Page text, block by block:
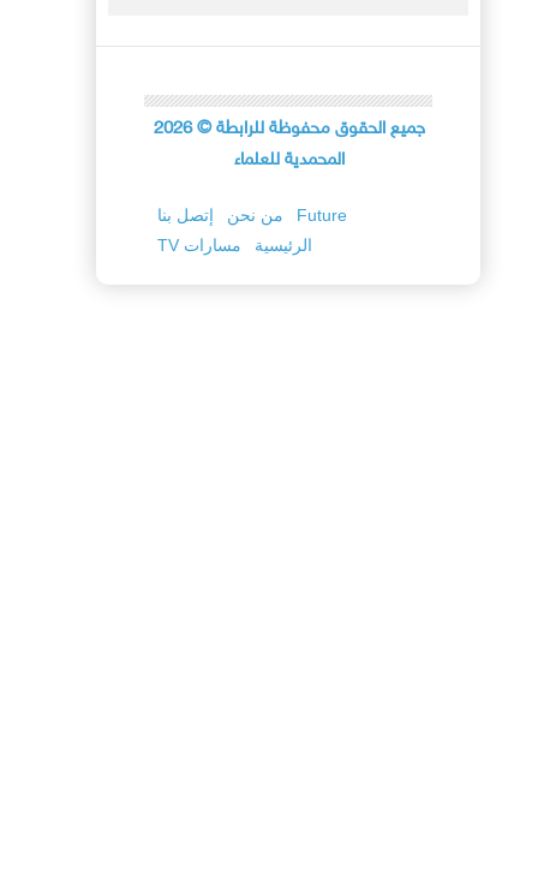
2026©جميع الحقوق محفوظة للرابطة
المحمدية للعلماء
إتصل بنا من نحن
Future
TV مسارات
الرئيسية